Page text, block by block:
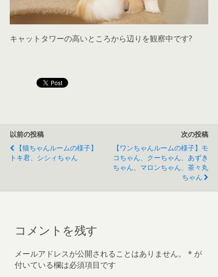
キャットタワーの高いところから辺りを観察中です?
以前の投稿
【猫ちゃんルームの様子】
トキ君、シシィちゃん
次の投稿
【ワンちゃんルームの様子】モ
コちゃん、クーちゃん、あずき
ちゃん、マロンちゃん、茶々丸
ちゃん
コメントを残す
メールアドレスが公開されることはありません。 * が
付いている欄は必須項目です